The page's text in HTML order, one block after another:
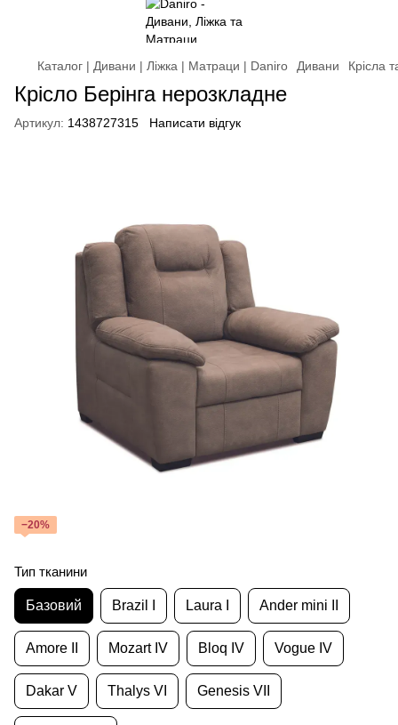
Каталог | Дивани | Ліжка | Матраци | Daniro Дивани Крісла
Крісло Берінга нерозкладне
Артикул: 1438727315 Написати відгук
−20%
Тип тканини
Базовий Brazil I Laura I Ander mini II
Amore II Mozart IV Bloq IV Vogue IV
Dakar V Thalys VI Genesis VII